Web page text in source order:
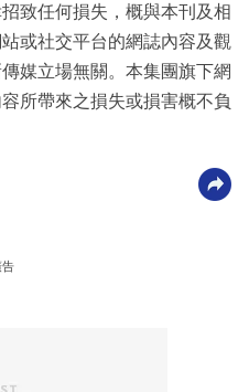
致任何損失，概與本刊及相
或社交平台的網誌內容及觀
媒立場無關。本集團旗下網
所帶來之損失或損害概不負
告